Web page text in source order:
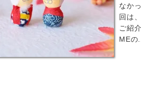
なか
回は
ご紹
MEの...